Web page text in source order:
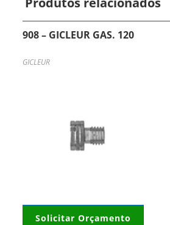
908 – GICLEUR GAS. 120
GICLEUR
Solicitar Orçamento